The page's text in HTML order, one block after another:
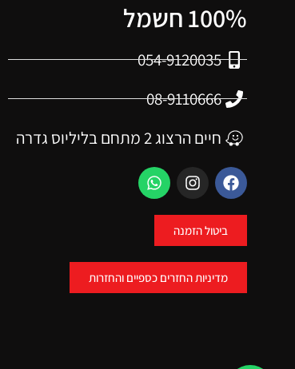
100% חשמל
054-9120035
08-9110666
חיים הרצוג 2 מתחם בליליוס גדרה
ביטול הזמנה
מדיניות החזרים כספיים והחזרות